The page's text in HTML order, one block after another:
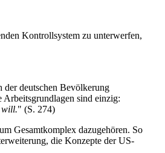
Kontrollsystem zu unterwerfen,
der deutschen Bevölkerung
sind einzig:
will." (S. 274)
Gesamtkomplex dazugehören. So
die Konzepte der US-